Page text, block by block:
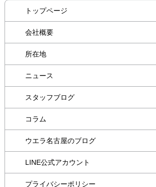
トップページ
会社概要
所在地
ニュース
スタッフブログ
コラム
ウエラ名古屋のブログ
LINE公式アカウント
プライバシーポリシー